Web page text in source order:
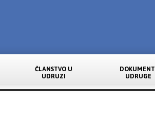
ČLANSTVO U
UDRUZI
DOKUMENTI
UDRUGE